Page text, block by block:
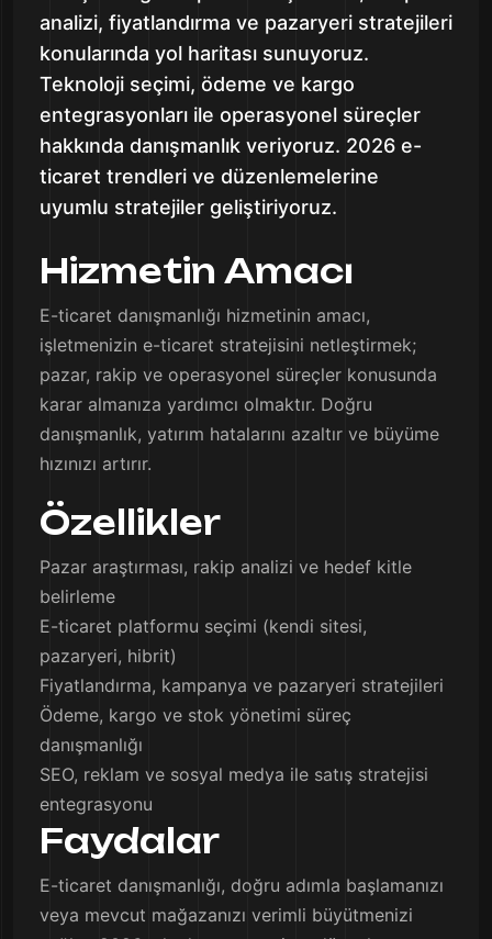
analizi, fiyatlandırma ve pazaryeri stratejileri
konularında yol haritası sunuyoruz.
Teknoloji seçimi, ödeme ve kargo
entegrasyonları ile operasyonel süreçler
hakkında danışmanlık veriyoruz. 2026 e-
ticaret trendleri ve düzenlemelerine
uyumlu stratejiler geliştiriyoruz.
Hizmetin Amacı
E-ticaret danışmanlığı hizmetinin amacı,
işletmenizin e-ticaret stratejisini netleştirmek;
pazar, rakip ve operasyonel süreçler konusunda
karar almanıza yardımcı olmaktır. Doğru
danışmanlık, yatırım hatalarını azaltır ve büyüme
hızınızı artırır.
Özellikler
Pazar araştırması, rakip analizi ve hedef kitle
belirleme
E-ticaret platformu seçimi (kendi sitesi,
pazaryeri, hibrit)
Fiyatlandırma, kampanya ve pazaryeri stratejileri
Ödeme, kargo ve stok yönetimi süreç
danışmanlığı
SEO, reklam ve sosyal medya ile satış stratejisi
entegrasyonu
Faydalar
E-ticaret danışmanlığı, doğru adımla başlamanızı
veya mevcut mağazanızı verimli büyütmenizi